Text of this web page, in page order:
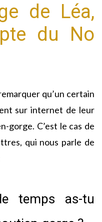
de Léa,
du No
qu’un certain
sur internet de leur
gorge. C’est le cas de
qui nous parle de
temps as-tu